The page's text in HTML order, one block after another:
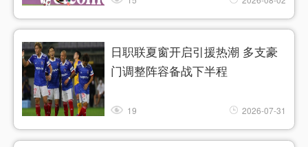
日职联夏窗开启引援热潮 多支豪
门调整阵容备战下半程
19 2026-07-31